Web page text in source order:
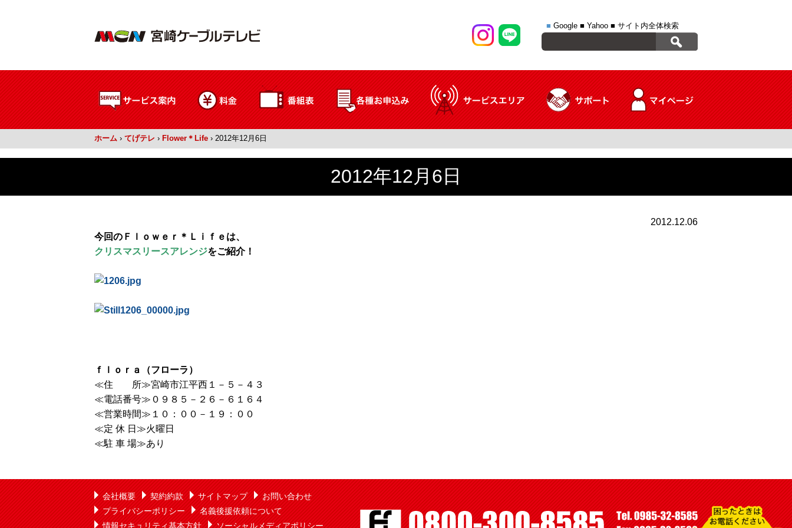
■ Google ■ Yahoo ■ サイト内全体検索
ホーム › てげテレ › Flower＊Life › 2012年12月6日
2012年12月6日
2012.12.06
今回のＦｌｏｗｅｒ＊Ｌｉｆｅは、
クリスマスリースアレンジをご紹介！
ｆｌｏｒａ（フローラ）
≪住 所≫宮崎市江平西１－５－４３
≪電話番号≫０９８５－２６－６１６４
≪営業時間≫１０：００－１９：００
≪定 休 日≫火曜日
≪駐 車 場≫あり
会社概要 契約約款 サイトマップ
お問い合わせ
プライバシーポリシー
名義後援依頼について
情報セキュリティ基本方針
ソーシャルメディアポリシー